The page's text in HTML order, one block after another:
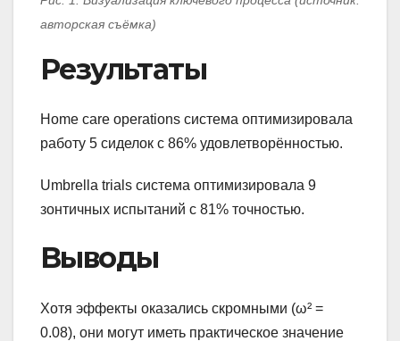
авторская съёмка)
Результаты
Home care operations система оптимизировала
работу 5 сиделок с 86% удовлетворённостью.
Umbrella trials система оптимизировала 9
зонтичных испытаний с 81% точностью.
Выводы
Хотя эффекты оказались скромными (ω² =
0.08), они могут иметь практическое значение